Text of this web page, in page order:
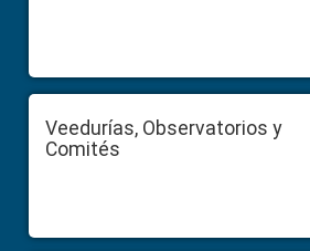
Veedurías, Observatorios y
Comités